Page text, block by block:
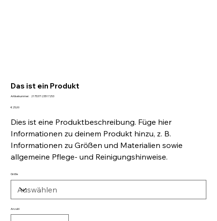
Das ist ein Produkt
Artikelnummer:
Artikelnummer:
217537123517253
Preis
€ 25,00
Dies ist eine Produktbeschreibung. Füge hier
Informationen zu deinem Produkt hinzu, z. B.
Informationen zu Größen und Materialien sowie
allgemeine Pflege- und Reinigungshinweise.
Größe
Anzahl